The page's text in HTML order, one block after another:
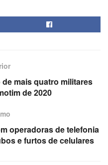
mais quatro militares
de 2020
operadoras de telefonia
e furtos de celulares